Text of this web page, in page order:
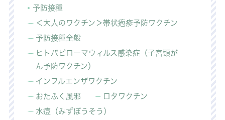
予防接種
＜大人のワクチン＞帯状疱疹予防ワクチン
予防接種全般
ヒトパピローマウィルス感染症（子宮頸が
ん予防ワクチン）
インフルエンザワクチン
おたふく風邪
ロタワクチン
水痘（みずぼうそう）